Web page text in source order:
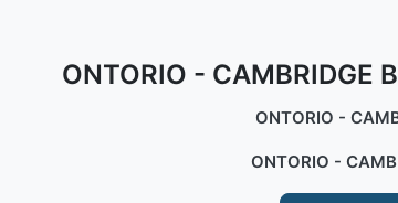
ONTORIO -
ONTORIO -
ONTORIO -